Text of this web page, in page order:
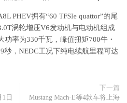
PHEV拥有“60 TFSIe quattor”的尾
涡轮增压V6发动机与电动机组成
功率为330千瓦，峰值扭矩700牛・
秒，NEDC工况下纯电续航里程可达
日
下一篇
Mustang Mach-E等4款车将上海